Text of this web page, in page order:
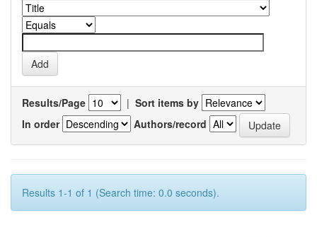
Results/Page | Sort items by
In order
Authors/record
Results 1-1 of 1 (Search time: 0.0 seconds).